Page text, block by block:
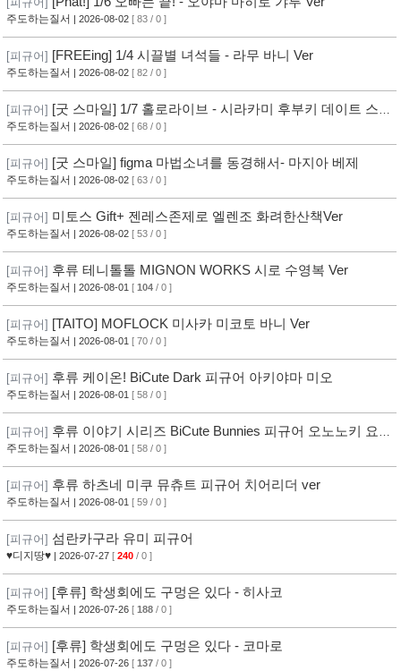
주도하는질서 | 2026-08-02 [ 83 / 0 ]
[피규어] [FREEing] 1/4 시끌별 녀석들 - 라무 바니 Ver
주도하는질서 | 2026-08-02 [ 82 / 0 ]
[피규어] [굿 스마일] 1/7 홀로라이브 - 시라카미 후부키 데이트 스타
일 사복 의상
주도하는질서 | 2026-08-02 [ 68 / 0 ]
[피규어] [굿 스마일] figma 마법소녀를 동경해서- 마지아 베제
주도하는질서 | 2026-08-02 [ 63 / 0 ]
[피규어] 미토스 Gift+ 젠레스존제로 엘렌조 화려한산책Ver
주도하는질서 | 2026-08-02 [ 53 / 0 ]
[피규어] 후류 테니톨톨 MIGNON WORKS 시로 수영복 Ver
주도하는질서 | 2026-08-01 [ 104 / 0 ]
[피규어] [TAITO] MOFLOCK 미사카 미코토 바니 Ver
주도하는질서 | 2026-08-01 [ 70 / 0 ]
[피규어] 후류 케이온! BiCute Dark 피규어 아키야마 미오
주도하는질서 | 2026-08-01 [ 58 / 0 ]
[피규어] 후류 이야기 시리즈 BiCute Bunnies 피규어 오노노키 요츠
기
주도하는질서 | 2026-08-01 [ 58 / 0 ]
[피규어] 후류 하츠네 미쿠 뮤츄트 피규어 치어리더 ver
주도하는질서 | 2026-08-01 [ 59 / 0 ]
[피규어] 섬란카구라 유미 피규어
♥디지땅♥ | 2026-07-27 [ 240 / 0 ]
[피규어] [후류] 학생회에도 구멍은 있다 - 히사코
주도하는질서 | 2026-07-26 [ 188 / 0 ]
[피규어] [후류] 학생회에도 구멍은 있다 - 코마로
주도하는질서 | 2026-07-26 [ 137 / 0 ]